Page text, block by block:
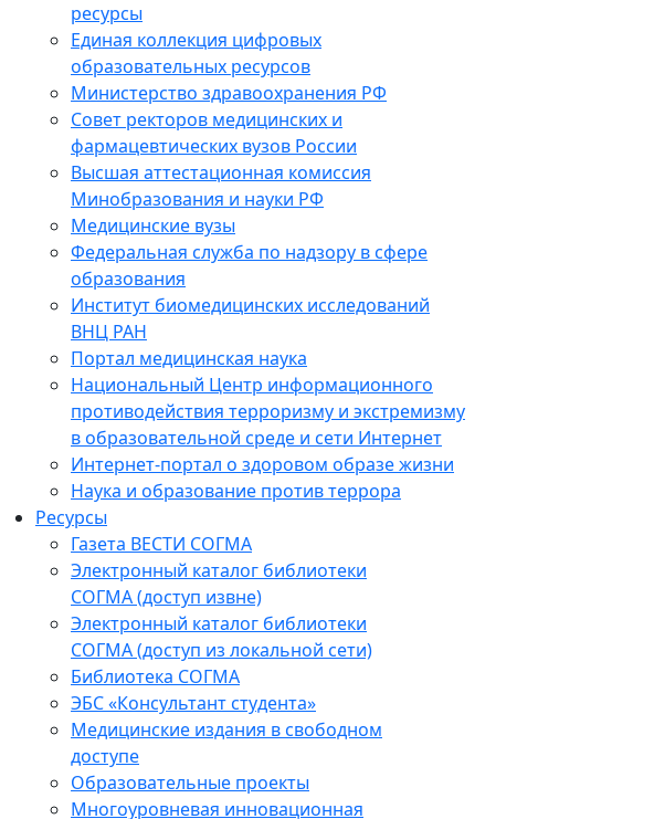
ресурсы
Единая коллекция цифровых
образовательных ресурсов
Министерство здравоохранения РФ
Совет ректоров медицинских и
фармацевтических вузов России
Высшая аттестационная комиссия
Минобразования и науки РФ
Медицинские вузы
Федеральная служба по надзору в сфере
образования
Институт биомедицинских исследований
ВНЦ РАН
Портал медицинская наука
Национальный Центр информационного
противодействия терроризму и экстремизму
в образовательной среде и сети Интернет
Интернет-портал о здоровом образе жизни
Наука и образование против террора
Ресурсы
Газета ВЕСТИ СОГМА
Электронный каталог библиотеки
СОГМА (доступ извне)
Электронный каталог библиотеки
СОГМА (доступ из локальной сети)
Библиотека СОГМА
ЭБС «Консультант студента»
Медицинские издания в свободном
доступе
Образовательные проекты
Многоуровневая инновационная